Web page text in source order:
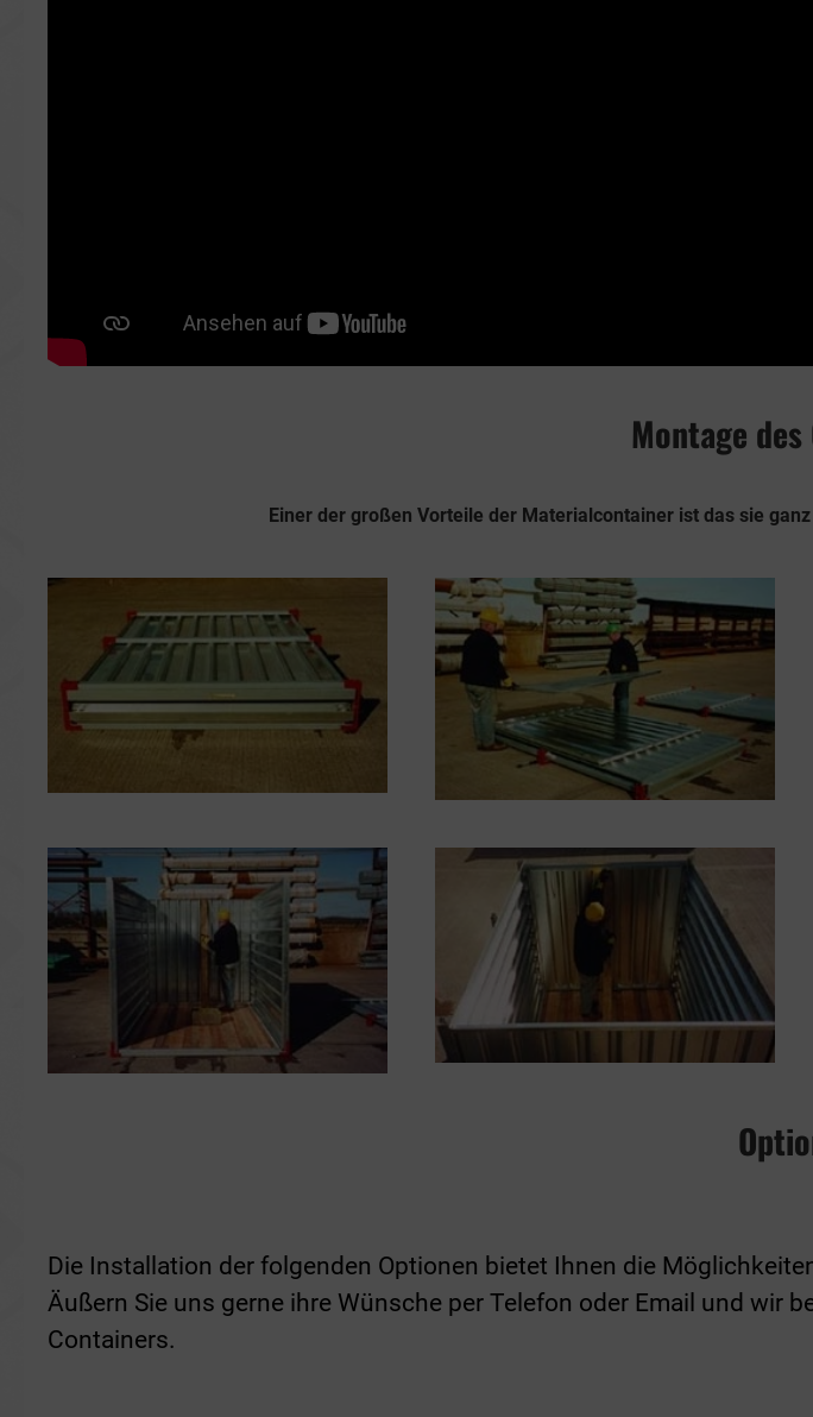
Montage
Einer der großen Vorteile der Materialcontainer ist das sie
Die Installation der folgenden Optionen bietet Ihnen die
Äußern Sie uns gerne ihre Wünsche per Telefon oder Email und wir
Containers.